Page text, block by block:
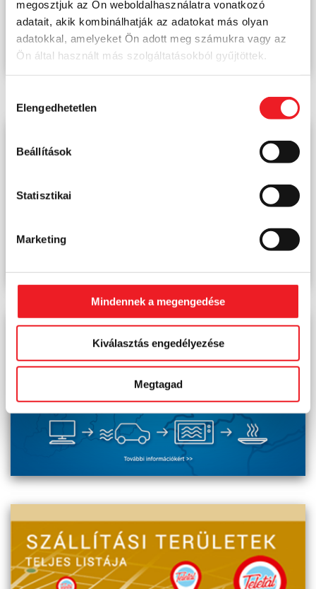
megosztjuk az Ön weboldalhasználatra vonatkozó
adatait, akik kombinálhatják az adatokat más olyan
adatokkal, amelyeket Ön adott meg számukra vagy az
Ön által használt más szolgáltatásokból gyűjtöttek.
kiválasztása
Elengedhetetlen
Beállítások
Statisztikai
Marketing
Mindennek a megengedése
Kiválasztás engedélyezése
Megtagad